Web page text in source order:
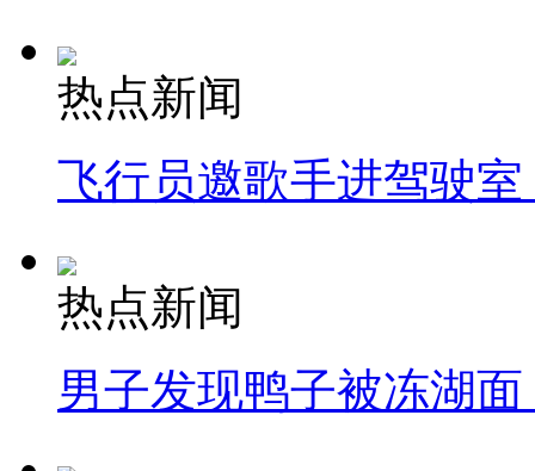
热点新闻
飞行员邀歌手进驾驶
热点新闻
男子发现鸭子被冻湖